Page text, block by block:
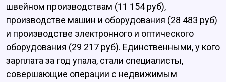
швейном производствам (11 154 руб),
производстве машин и оборудования (28 483 руб)
и производстве электронного и оптического
оборудования (29 217 руб). Единственными, у кого
зарплата за год упала, стали специалисты,
совершающие операции с недвижимым